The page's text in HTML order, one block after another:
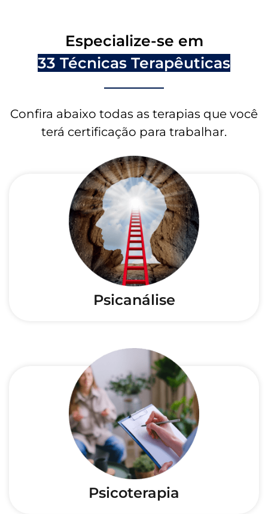
Especialize-se em
33 Técnicas Terapêuticas
Confira abaixo todas as terapias que você
terá certificação para trabalhar.
Psicanálise
Psicoterapia